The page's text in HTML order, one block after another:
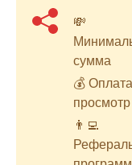
💸
сумма
💰
просмотр
👨‍💻